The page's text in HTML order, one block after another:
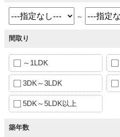
～
間取り
～1LDK
3DK～3LDK
5DK～5LDK以上
築年数